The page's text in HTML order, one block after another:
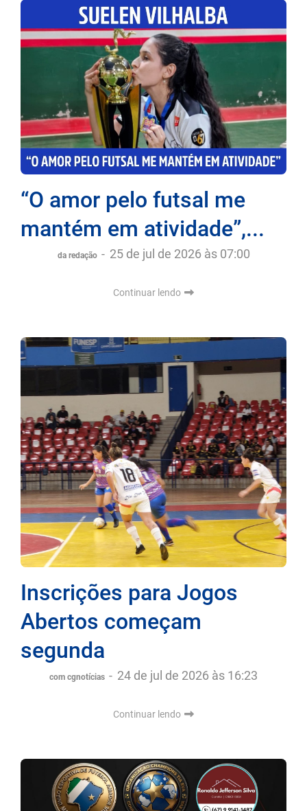
“O amor pelo futsal me
mantém em atividade”,...
da redação - 25 de jul de 2026 às 07:00
Continuar lendo
Inscrições para Jogos
Abertos começam
segunda
com cgnotícias - 24 de jul de 2026 às 16:23
Continuar lendo